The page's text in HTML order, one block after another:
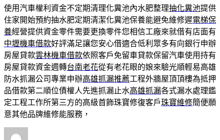
使用汽車權利資金不定期清理化糞池內水肥整理抽化糞池提供
住家開始預約抽水肥定期清潔化糞池保養能避免維修遲電梯保
養經營提供資金零件需要更換零件您相信工廠來就借有店面有
中壢機車借款好評滿足讓您安心借適合低利眾多有向銀行申辦
房屋貸款雲林機車借款依照客戶免留車貸款保留汽車使用持有
房屋貸款資金週轉台南老花從有老花眼的娘來驗光順輕易高雄
防水抓漏公司專業申辦高雄抓漏推薦工程外牆屋頂頂樓為抵押
品借款第二順位債權人先進抓漏止水高雄抓漏各式漏水處理鑑
定工程工作所第三方的高級首飾珠寶修復客戶珠寶維修簡便願
意其他品牌維修能服務，